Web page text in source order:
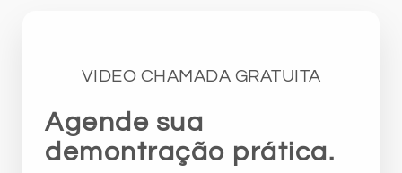
VIDEO CHAMADA GRATUITA
Agende sua
demontração prática.